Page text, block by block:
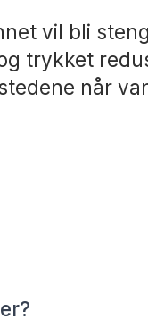
vil bli
trykket
når